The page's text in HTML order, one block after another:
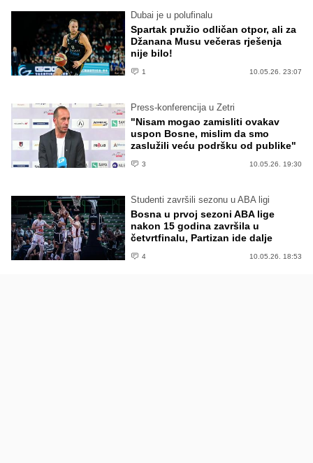
Dubai je u polufinalu
Spartak pružio odličan otpor, ali za
Džanana Musu večeras rješenja
nije bilo!
1 10.05.26. 23:07
Press-konferencija u Zetri
"Nisam mogao zamisliti ovakav
uspon Bosne, mislim da smo
zaslužili veću podršku od publike"
3 10.05.26. 19:30
Studenti završili sezonu u ABA ligi
Bosna u prvoj sezoni ABA lige
nakon 15 godina završila u
četvrtfinalu, Partizan ide dalje
4 10.05.26. 18:53